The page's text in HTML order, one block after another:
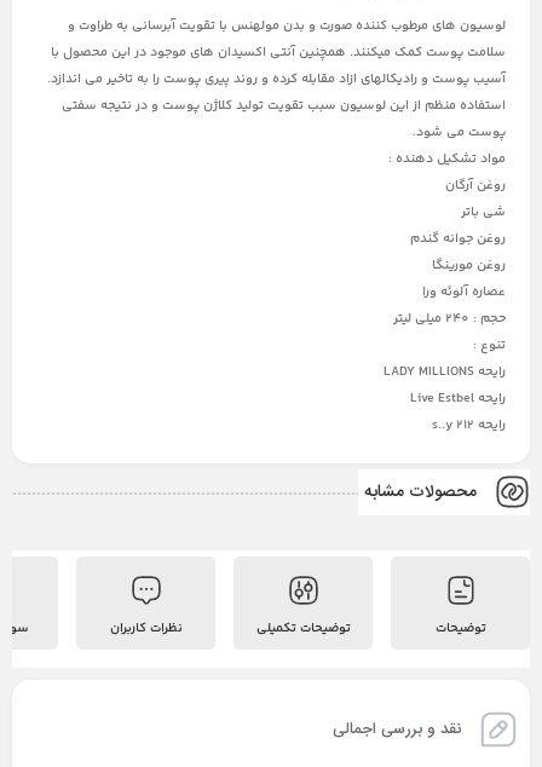
لوسیون های مرطوب کننده صورت و بدن مولهنس با تقویت آبرسانی به طراوت و
سلامت پوست کمک میکنند. همچنین آنتی اکسیدان های موجود در این محصول با
آسیب پوست و رادیکالهای ازاد مقابله کرده و روند پیری پوست را به تاخیر می اندازد.
استفاده منظم از این لوسیون سبب تقویت تولید کلاژن پوست و در نتیجه سفتی
پوست می شود.
مواد تشکیل دهنده :
روغن آرگان
شی باتر
روغن جوانه گندم
روغن مورینگا
عصاره آلوئه ورا
حجم : 240 میلی لیتر
تنوع :
رایحه LADY MILLIONS
رایحه Live Estbel
رایحه s..y 212
محصولات مشابه
توضیحات توضیحات تکمیلی نظرات کاربران
نقد و بررسی اجمالی